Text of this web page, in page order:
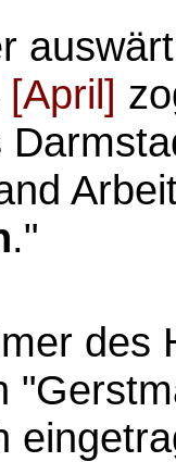
[April]
."
des